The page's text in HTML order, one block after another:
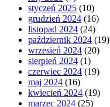
styczeń 2025 (10)
grudzień 2024 (16)
listopad 2024 (24)
październik 2024 (19)
wrzesień 2024 (20)
sierpień 2024 (1)
czerwiec 2024 (19)
maj 2024 (16)
kwiecień 2024 (19)
marzec 2024 (25)